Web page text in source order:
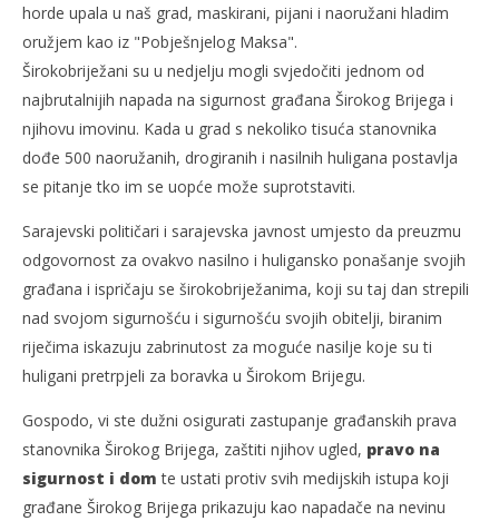
horde upala u naš grad, maskirani, pijani i naoružani hladim
oružjem kao iz "Pobješnjelog Maksa".
Širokobriježani su u nedjelju mogli svjedočiti jednom od
najbrutalnijih napada na sigurnost građana Širokog Brijega i
njihovu imovinu. Kada u grad s nekoliko tisuća stanovnika
dođe 500 naoružanih, drogiranih i nasilnih huligana postavlja
se pitanje tko im se uopće može suprotstaviti.
Sarajevski političari i sarajevska javnost umjesto da preuzmu
odgovornost za ovakvo nasilno i huligansko ponašanje svojih
građana i ispričaju se širokobriježanima, koji su taj dan strepili
nad svojom sigurnošću i sigurnošću svojih obitelji, biranim
riječima iskazuju zabrinutost za moguće nasilje koje su ti
huligani pretrpjeli za boravka u Širokom Brijegu.
Gospodo, vi ste dužni osigurati zastupanje građanskih prava
stanovnika Širokog Brijega, zaštiti njihov ugled, pravo na
sigurnost i dom te ustati protiv svih medijskih istupa koji
građane Širokog Brijega prikazuju kao napadače na nevinu